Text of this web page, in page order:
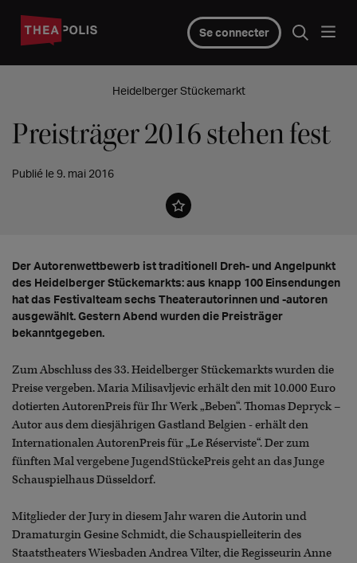
Se connecter
Heidelberger Stückemarkt
Preisträger 2016 stehen fest
Publié le 9. mai 2016
Der Autorenwettbewerb ist traditionell Dreh- und Angelpunkt
des Heidelberger Stückemarkts: aus knapp 100 Einsendungen
hat das Festivalteam sechs Theaterautorinnen und -autoren
ausgewählt. Gestern Abend wurden die Preisträger
bekanntgegeben.
Zum Abschluss des 33. Heidelberger Stückemarkts wurden die
Preise vergeben. Maria Milisavljevic erhält den mit 10.000 Euro
dotierten AutorenPreis für Ihr Werk „Beben“. Thomas Depryck –
Autor aus dem diesjährigen Gastland Belgien - erhält den
Internationalen AutorenPreis für „Le Réserviste“. Der zum
fünften Mal vergebene JugendStückePreis geht an das Junge
Schauspielhaus Düsseldorf.
Mitglieder der Jury in diesem Jahr waren die Autorin und
Dramaturgin Gesine Schmidt, die Schauspielleiterin des
Staatstheaters Wiesbaden Andrea Vilter, die Regisseurin Anne